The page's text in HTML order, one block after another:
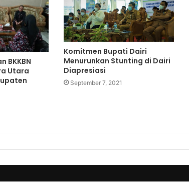
BKKBN
Utara
Komitmen Bupati Dairi
Menurunkan Stunting di Dairi
Diapresiasi
September 7, 2021